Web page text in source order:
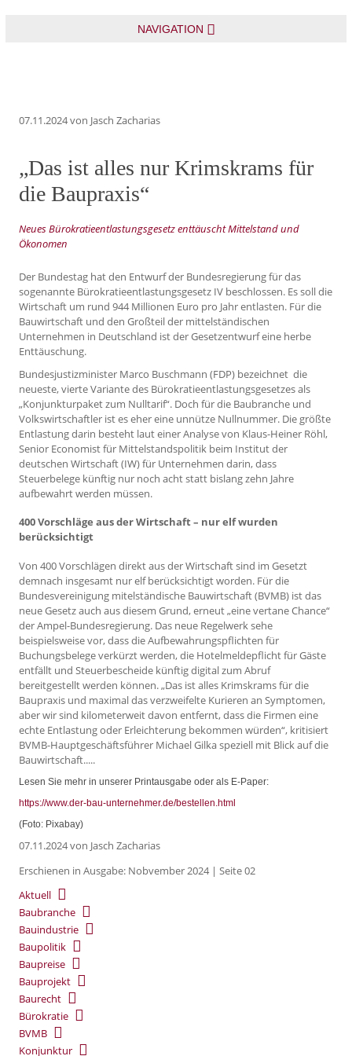
NAVIGATION
07.11.2024von Jasch Zacharias
„Das ist alles nur Krimskrams für
die Baupraxis“
Neues Bürokratieentlastungsgesetz enttäuscht Mittelstand und
Ökonomen
Der Bundestag hat den Entwurf der Bundesregierung für das
sogenannte Bürokratieentlastungsgesetz IV beschlossen. Es soll die
Wirtschaft um rund 944 Millionen Euro pro Jahr entlasten. Für die
Bauwirtschaft und den Großteil der mittelständischen
Unternehmen in Deutschland ist der Gesetzentwurf eine herbe
Enttäuschung.
Bundesjustizminister Marco Buschmann (FDP) bezeichnet die
neueste, vierte Variante des Bürokratieentlastungsgesetzes als
„Konjunkturpaket zum Nulltarif“. Doch für die Baubranche und
Volkswirtschaftler ist es eher eine unnütze Nullnummer. Die größte
Entlastung darin besteht laut einer Analyse von Klaus-Heiner Röhl,
Senior Economist für Mittelstandspolitik beim Institut der
deutschen Wirtschaft (IW) für Unternehmen darin, dass
Steuerbelege künftig nur noch acht statt bislang zehn Jahre
aufbewahrt werden müssen.
400 Vorschläge aus der Wirtschaft – nur elf wurden
berücksichtigt
Von 400 Vorschlägen direkt aus der Wirtschaft sind im Gesetzt
demnach insgesamt nur elf berücksichtigt worden. Für die
Bundesvereinigung mitelständische Bauwirtschaft (BVMB) ist das
neue Gesetz auch aus diesem Grund, erneut „eine vertane Chance“
der Ampel-Bundesregierung. Das neue Regelwerk sehe
beispielsweise vor, dass die Aufbewahrungspflichten für
Buchungsbelege verkürzt werden, die Hotelmeldepflicht für Gäste
entfällt und Steuerbescheide künftig digital zum Abruf
bereitgestellt werden können. „Das ist alles Krimskrams für die
Baupraxis und maximal das verzweifelte Kurieren an Symptomen,
aber wir sind kilometerweit davon entfernt, dass die Firmen eine
echte Entlastung oder Erleichterung bekommen würden“, kritisiert
BVMB-Hauptgeschäftsführer Michael Gilka speziell mit Blick auf die
Bauwirtschaft.....
Lesen Sie mehr in unserer Printausgabe oder als E-Paper:
https://www.der-bau-unternehmer.de/bestellen.html
(Foto: Pixabay)
07.11.2024von Jasch Zacharias
Erschienen in Ausgabe: Nobvember 2024 | Seite 02
Aktuell
Baubranche
Bauindustrie
Baupolitik
Baupreise
Bauprojekt
Baurecht
Bürokratie
BVMB
Konjunktur